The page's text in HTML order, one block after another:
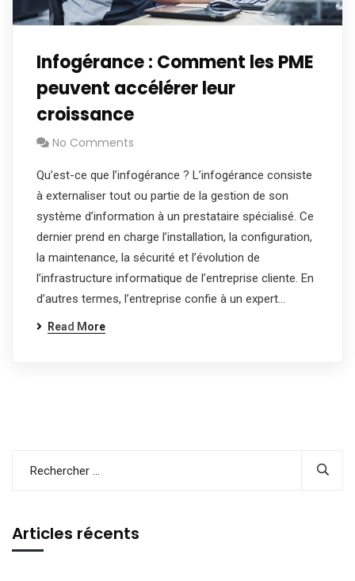
Infogérance : Comment les PME
peuvent accélérer leur
croissance
No Comments
Qu’est-ce que l’infogérance ? L’infogérance consiste
à externaliser tout ou partie de la gestion de son
système d’information à un prestataire spécialisé. Ce
dernier prend en charge l’installation, la configuration,
la maintenance, la sécurité et l’évolution de
l’infrastructure informatique de l’entreprise cliente. En
d’autres termes, l’entreprise confie à un expert…
Read More
Articles récents